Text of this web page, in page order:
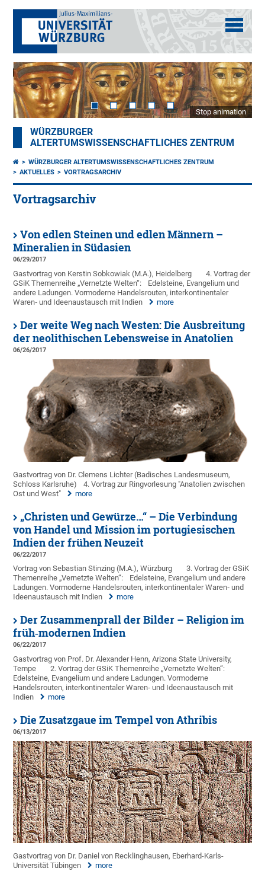
Stop animation
WÜRZBURGER
ALTERTUMSWISSENSCHAFTLICHES ZENTRUM
WÜRZBURGER ALTERTUMSWISSENSCHAFTLICHES ZENTRUM
AKTUELLES
VORTRAGSARCHIV
Vortragsarchiv
Von edlen Steinen und edlen Männern –
Mineralien in Südasien
06/29/2017
Gastvortrag von Kerstin Sobkowiak (M.A.), Heidelberg
4. Vortrag der
GSiK Themenreihe „Vernetzte Welten“:
Edelsteine, Evangelium und
andere Ladungen. Vormoderne Handelsrouten, interkontinentaler
Waren‐ und Ideenaustausch mit Indien
more
Der weite Weg nach Westen: Die Ausbreitung
der neolithischen Lebensweise in Anatolien
06/26/2017
Gastvortrag von Dr. Clemens Lichter (Badisches Landesmuseum,
Schloss Karlsruhe)
4. Vortrag zur Ringvorlesung "Anatolien zwischen
Ost und West"
more
„Christen und Gewürze…“ – Die Verbindung
von Handel und Mission im portugiesischen
Indien der frühen Neuzeit
06/22/2017
Vortrag von Sebastian Stinzing (M.A.), Würzburg
3. Vortrag der GSiK
Themenreihe „Vernetzte Welten“:
Edelsteine, Evangelium und andere
Ladungen. Vormoderne Handelsrouten, interkontinentaler Waren‐ und
Ideenaustausch mit Indien
more
Der Zusammenprall der Bilder – Religion im
früh‐modernen Indien
06/22/2017
Gastvortrag von Prof. Dr. Alexander Henn, Arizona State University,
Tempe
2. Vortrag der GSiK Themenreihe „Vernetzte Welten“:
Edelsteine, Evangelium und andere Ladungen. Vormoderne
Handelsrouten, interkontinentaler Waren‐ und Ideenaustausch mit
Indien
more
Die Zusatzgaue im Tempel von Athribis
06/13/2017
Gastvortrag von Dr. Daniel von Recklinghausen, Eberhard-Karls-
Universität Tübingen
more